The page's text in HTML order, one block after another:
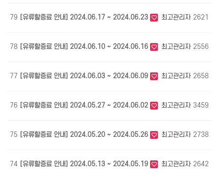
79 [유류할증료 안내] 2024.06.17 ~ 2024.06.23 최고관리자 2621
78 [유류할증료 안내] 2024.06.10 ~ 2024.06.16 최고관리자 2556
77 [유류할증료 안내] 2024.06.03 ~ 2024.06.09 최고관리자 2658
76 [유류할증료 안내] 2024.05.27 ~ 2024.06.02 최고관리자 3459
75 [유류할증료 안내] 2024.05.20 ~ 2024.05.26 최고관리자 2738
74 [유류할증료 안내] 2024.05.13 ~ 2024.05.19 최고관리자 2642